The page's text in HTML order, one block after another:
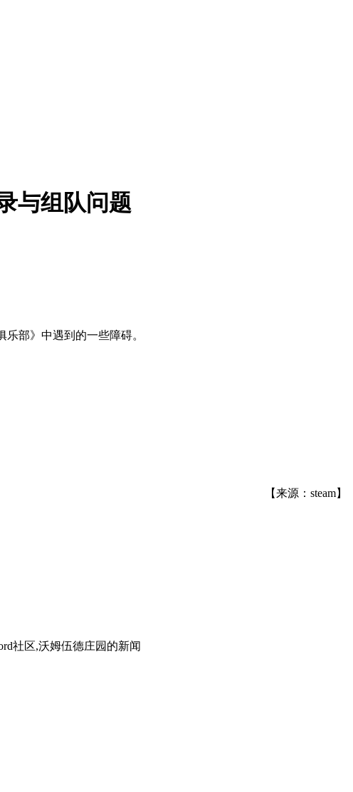
与组队问题
部》中遇到的一些障碍。
【来源：steam】
社区,沃姆伍德庄园 的新闻